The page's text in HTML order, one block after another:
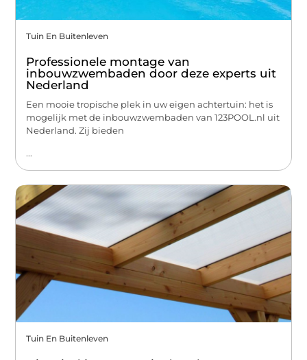
Tuin En Buitenleven
Professionele montage van
inbouwzwembaden door deze experts uit
Nederland
Een mooie tropische plek in uw eigen achtertuin: het is
mogelijk met de inbouwzwembaden van 123POOL.nl uit
Nederland. Zij bieden
...
Tuin En Buitenleven